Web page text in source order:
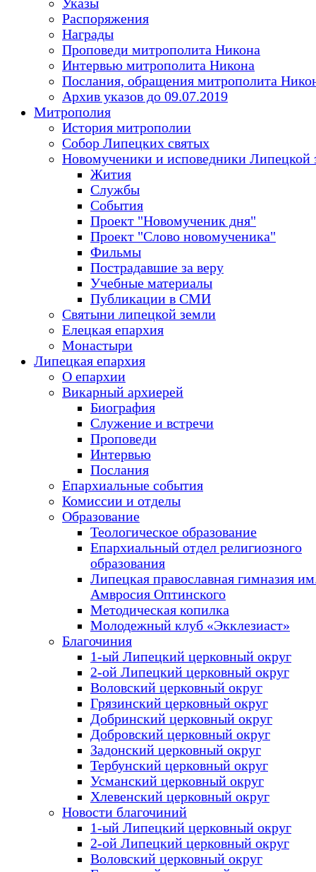
Указы
Распоряжения
Награды
Проповеди митрополита Никона
Интервью митрополита Никона
Послания, обращения митрополита
Архив указов до 09.07.2019
Митрополия
История митрополии
Собор Липецких святых
Новомученики и исповедники Липецкой
Жития
Службы
События
Проект "Новомученик дня"
Проект "Слово новомученика"
Фильмы
Пострадавшие за веру
Учебные материалы
Публикации в СМИ
Святыни липецкой земли
Елецкая епархия
Монастыри
Липецкая епархия
О епархии
Викарный архиерей
Биография
Служение и встречи
Проповеди
Интервью
Послания
Епархиальные события
Комиссии и отделы
Образование
Теологическое образование
Епархиальный отдел религиозного
образования
Липецкая православная гимназия
Амвросия Оптинского
Методическая копилка
Молодежный клуб «Экклезиаст»
Благочиния
1-ый Липецкий церковный округ
2-ой Липецкий церковный округ
Воловский церковный округ
Грязинский церковный округ
Добринский церковный округ
Добровский церковный округ
Задонский церковный округ
Тербунский церковный округ
Усманский церковный округ
Хлевенский церковный округ
Новости благочиний
1-ый Липецкий церковный округ
2-ой Липецкий церковный округ
Воловский церковный округ